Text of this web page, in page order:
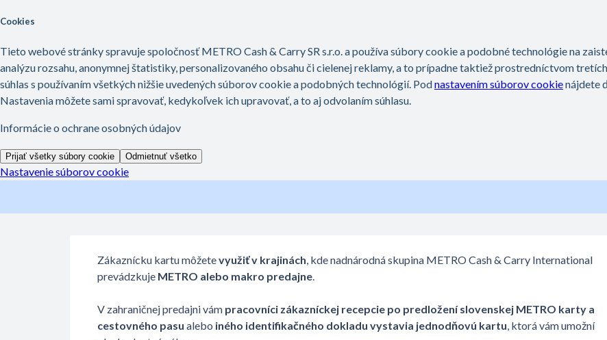
Znalostná databáza Moja METRO karta Moja METRO karta
Platí slovenská METRO karta aj v inej krajine?
Upravené dňa Thu, 12 Feb o 2:29 POOBEDE
Zákaznícku kartu môžetevyužiť v krajinách, kde nadnárodná skupina METRO Cash & Carry International
prevádzkuje METRO alebo makro predajne.
V zahraničnej predajni vám pracovníci zákazníckej recepcie po predložení slovenskej METRO karty a
cestovného pasu alebo iného identifikačného dokladu vystavia jednodňovú kartu, ktorá vám umožní